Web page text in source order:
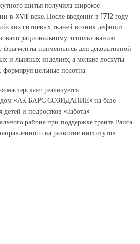
шитья получила широкое
в XVIII веке. После введения в 1712 году
ситцевых тканей возник дефицит
рациональному использованию
фрагменты применялись для декоративной
и льняных изделиях, а мелкие лоскуты
цельные полотна.
мастерская» реализуется
«АК БАРС СОЗИДАНИЕ» на базе
и подростков «Забота»
района при поддержке гранта Раиса
на развитие институтов